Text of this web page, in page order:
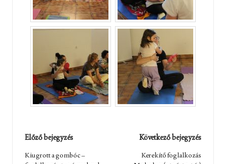
Post
navigation
Előző bejegyzés
Kiugrott a gombóc –
Következő bejegyzés
Kerekítő foglalkozás